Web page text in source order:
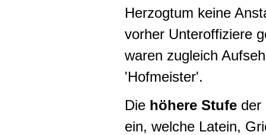
Herzogtum keine
vorher Unteroffiziere
waren zugleich
'Hofmeister'.
Die höhere Stufe der
ein, welche Latein,